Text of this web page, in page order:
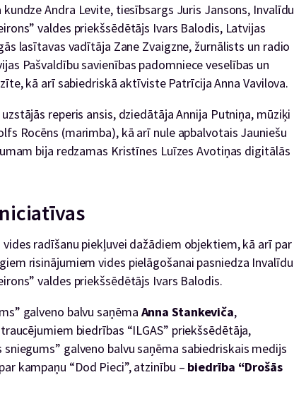
Andra Levite, tiesībsargs Juris Jansons, Invalīdu
valdes priekšsēdētājs Ivars Balodis, Latvijas
lasītavas vadītāja Zane Zvaigzne, žurnālists un radio
Pašvaldību savienības padomniece veselības un
kā arī sabiedriskā aktīviste Patrīcija Anna Vavilova.
reperis ansis, dziedātāja Annija Putniņa, mūziķi
Rocēns (marimba), kā arī nule apbalvotais Jauniešu
bija redzamas Kristīnes Luīzes Avotiņas digitālās
radīšanu piekļuvei dažādiem objektiem, kā arī par
risinājumiem vides pielāgošanai pasniedza Invalīdu
valdes priekšsēdētājs Ivars Balodis.
galveno balvu saņēma Anna Stankeviča,
biedrības “ILGAS” priekšsēdētāja,
galveno balvu saņēma sabiedriskais medijs
par kampaņu “Dod Pieci”, atzinību – biedrība “Drošās